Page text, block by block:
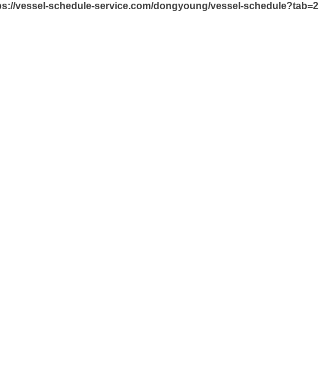
vessel-schedule-service.com/dongyoung/vessel-schedule?tab=2